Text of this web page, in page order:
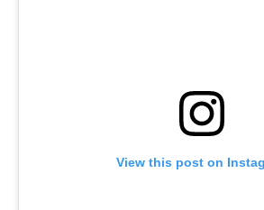
View this post on